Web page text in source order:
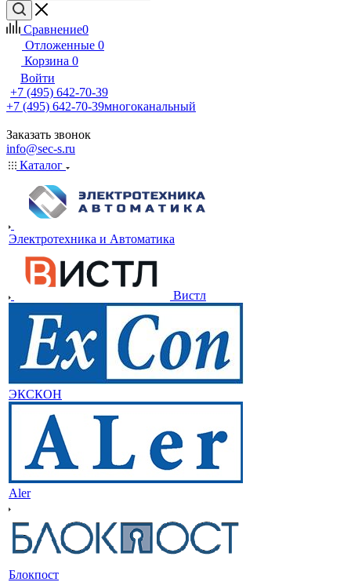
Сравнение0
Отложенные 0
Корзина 0
Войти
+7 (495) 642-70-39
+7 (495) 642-70-39многоканальный
Заказать звонок
info@sec-s.ru
Каталог
Электротехника и Автоматика
Вистл
ЭКСКОН
Aler
Блокпост